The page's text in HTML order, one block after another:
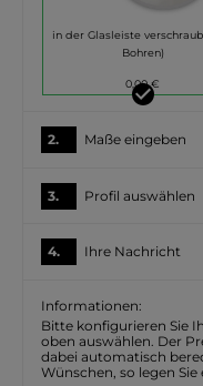
in der Glasleiste
Bohren)
0,00 €
2. Maße eingeben
3. Profil auswählen
4. Ihre Nachricht
Informationen:
Bitte konfigurieren Sie
oben auswählen. Der
dabei automatisch
Wünschen, so legen Sie